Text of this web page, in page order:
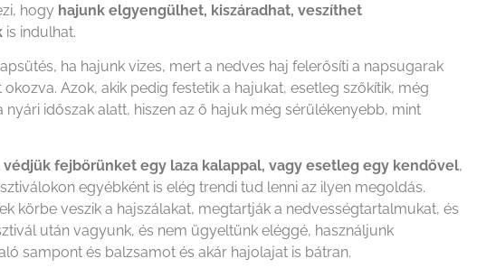
hogy hajunk elgyengülhet, kiszáradhat, veszíthet
is indulhat.
ha hajunk vizes, mert a nedves haj felerősíti a napsugarak
Azok, akik pedig festetik a hajukat, esetleg szőkítik, még
időszak alatt, hiszen az ő hajuk még sérülékenyebb, mint
védjük fejbőrünket egy laza kalappal, vagy esetleg egy kendővel,
egyébként is elég trendi tud lenni az ilyen megoldás.
körbe veszik a hajszálakat, megtartják a nedvességtartalmukat, és
után vagyunk, és nem ügyeltünk eléggé, használjunk
sampont és balzsamot és akár hajolajat is bátran.